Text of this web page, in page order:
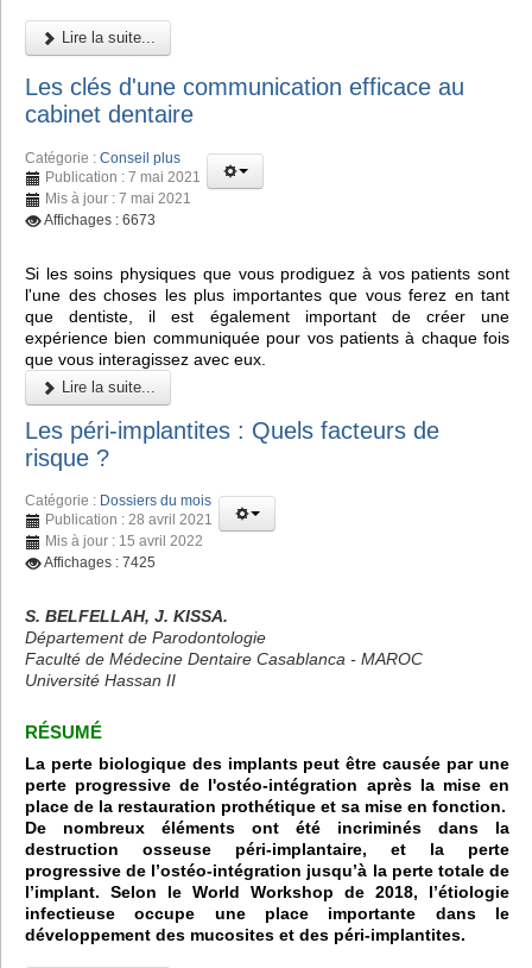
Lire la suite...
Les clés d'une communication efficace au
cabinet dentaire
Catégorie : Conseil plus
Publication : 7 mai 2021
Mis à jour : 7 mai 2021
Affichages : 6673
Si les soins physiques que vous prodiguez à vos patients sont
l'une des choses les plus importantes que vous ferez en tant
que dentiste, il est également important de créer une
expérience bien communiquée pour vos patients à chaque fois
que vous interagissez avec eux.
Lire la suite...
Les péri-implantites : Quels facteurs de
risque ?
Catégorie : Dossiers du mois
Publication : 28 avril 2021
Mis à jour : 15 avril 2022
Affichages : 7425
S. BELFELLAH, J. KISSA.
Département de Parodontologie
Faculté de Médecine Dentaire Casablanca - MAROC
Université Hassan II
RÉSUMÉ
La perte biologique des implants peut être causée par une
perte progressive de l'ostéo-intégration après la mise en
place de la restauration prothétique et sa mise en fonction.
De nombreux éléments ont été incriminés dans la
destruction osseuse péri-implantaire, et la perte
progressive de l’ostéo-intégration jusqu’à la perte totale de
l’implant. Selon le World Workshop de 2018, l’étiologie
infectieuse occupe une place importante dans le
développement des mucosites et des péri-implantites.